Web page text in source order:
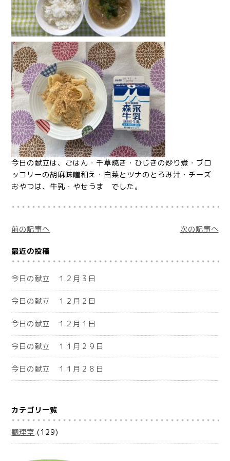
今日の献立は、ごはん・千草焼き・ひじきの炒り煮・ブロ
ッコリーの胡麻味噌和え・白菜とツナのとろみ汁・チーズ
おやつは、牛乳・やせうま でした。
前の記事へ 次の記事へ
最近の投稿
今日の献立 １２月３日
今日の献立 １２月２日
今日の献立 １２月１日
今日の献立 １１月２９日
今日の献立 １１月２８日
カテゴリ一覧
調理室 (129)